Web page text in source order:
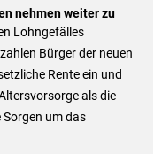
nehmen weiter zu
Lohngefälles
Bürger der neuen
Rente ein und
als die
um das